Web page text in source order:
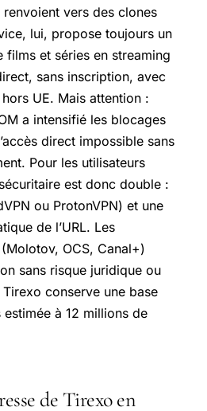
vers des clones
lui, propose toujours un
films et séries en streaming
sans inscription, avec
UE. Mais attention :
a intensifié les blocages
direct impossible sans
Pour les utilisateurs
est donc double :
ou ProtonVPN) et une
de l’URL. Les
OCS, Canal+)
sans risque juridique ou
conserve une base
estimée à 12 millions de
de Tirexo en